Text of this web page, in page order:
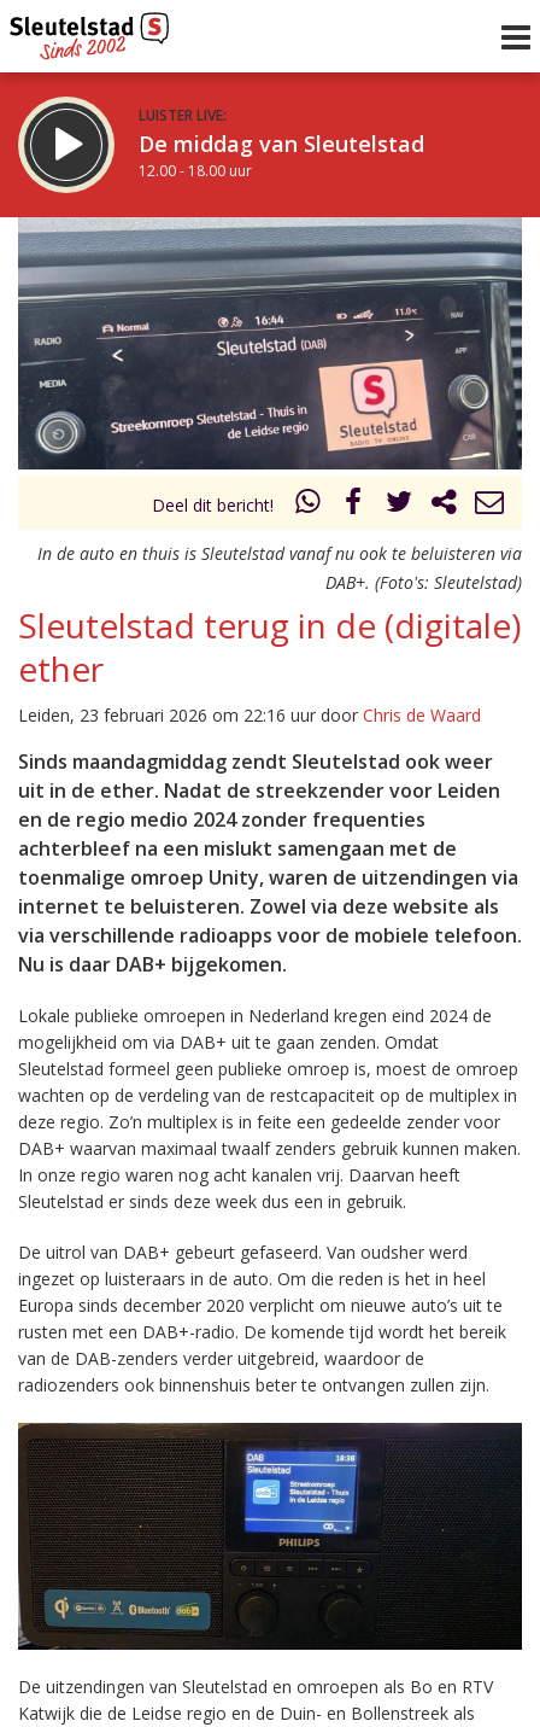
LUISTER LIVE:
De middag van Sleutelstad
12.00 - 18.00 uur
STRAKS:
De avond van Sleutelstad
18.00 - 19.00 uur
Vorig uur
uur 1 van 0 Volgend uur
Deel dit bericht!
In de auto en thuis is Sleutelstad vanaf nu ook te beluisteren via
DAB+. (Foto's: Sleutelstad)
Sleutelstad terug in de (digitale)
ether
Leiden, 23 februari 2026 om 22:16 uur door Chris de Waard
Sinds maandagmiddag zendt Sleutelstad ook weer
uit in de ether. Nadat de streekzender voor Leiden
en de regio medio 2024 zonder frequenties
achterbleef na een mislukt samengaan met de
toenmalige omroep Unity, waren de uitzendingen via
internet te beluisteren. Zowel via deze website als
via verschillende radioapps voor de mobiele telefoon.
Nu is daar DAB+ bijgekomen.
Lokale publieke omroepen in Nederland kregen eind 2024 de
mogelijkheid om via DAB+ uit te gaan zenden. Omdat
Sleutelstad formeel geen publieke omroep is, moest de omroep
wachten op de verdeling van de restcapaciteit op de multiplex in
deze regio. Zo’n multiplex is in feite een gedeelde zender voor
DAB+ waarvan maximaal twaalf zenders gebruik kunnen maken.
In onze regio waren nog acht kanalen vrij. Daarvan heeft
Sleutelstad er sinds deze week dus een in gebruik.
De uitrol van DAB+ gebeurt gefaseerd. Van oudsher werd
ingezet op luisteraars in de auto. Om die reden is het in heel
Europa sinds december 2020 verplicht om nieuwe auto’s uit te
rusten met een DAB+-radio. De komende tijd wordt het bereik
van de DAB-zenders verder uitgebreid, waardoor de
radiozenders ook binnenshuis beter te ontvangen zullen zijn.
De uitzendingen van Sleutelstad en omroepen als Bo en RTV
Katwijk die de Leidse regio en de Duin- en Bollenstreek als